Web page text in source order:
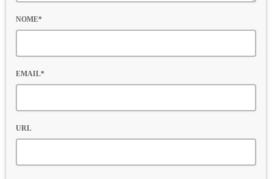
NOME*
EMAIL*
URL